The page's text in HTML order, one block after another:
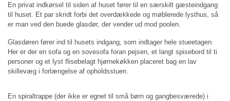
En privat indkørsel til siden af huset fører til en særskilt gæsteindgang
til huset. Et par skridt forbi det overdækkede og møblerede lysthus, så
er man ved den buede glasdør, der vender ud mod poolen.
Glasdøren fører ind til husets indgang, som indtager hele stueetagen.
Her er der en sofa og en sovesofa foran pejsen, et langt spisebord til ti
personer og et lyst flisebelagt hjørnekøkken placeret bag en lav
skillevæg i forlængelse af opholdsstuen.
En spiraltrappe (der ikke er egnet til små børn og gangbesværede) i